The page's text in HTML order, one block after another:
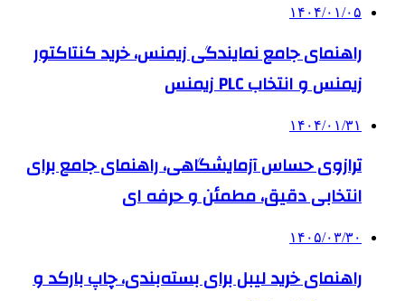
۱۴۰۴/۰۱/۰۵
راهنمای جامع نمایندگی زیمنس، خرید کنتاکتور
زیمنس و انتخاب PLC زیمنس
۱۴۰۴/۰۱/۳۱
ترازوی حساس آزمایشگاهی، راهنمای جامع برای
انتخابی دقیق، مطمئن و حرفه ای
۱۴۰۵/۰۳/۳۰
راهنمای خرید لیبل برای بسته‌بندی، چاپ بارکد و